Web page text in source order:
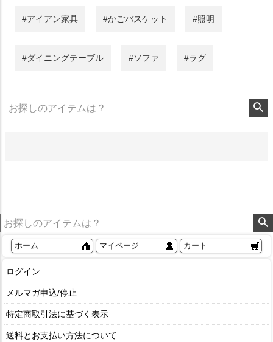
#アイアン家具 #かごバスケット #照明
#ダイニングテーブル #ソファ #ラグ
ホーム マイページ カート
ログイン
メルマガ申込/停止
特定商取引法に基づく表示
送料とお支払い方法について